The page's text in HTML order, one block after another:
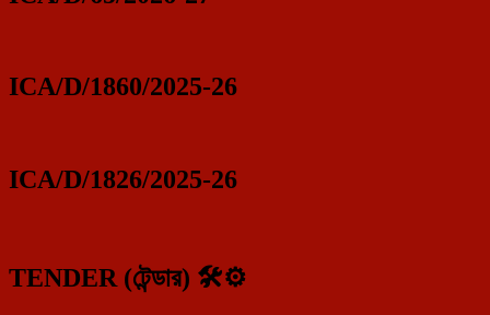
ICA/D/1860/2025-26
ICA/D/1826/2025-26
TENDER (টেন্ডার) 🛠️⚙️